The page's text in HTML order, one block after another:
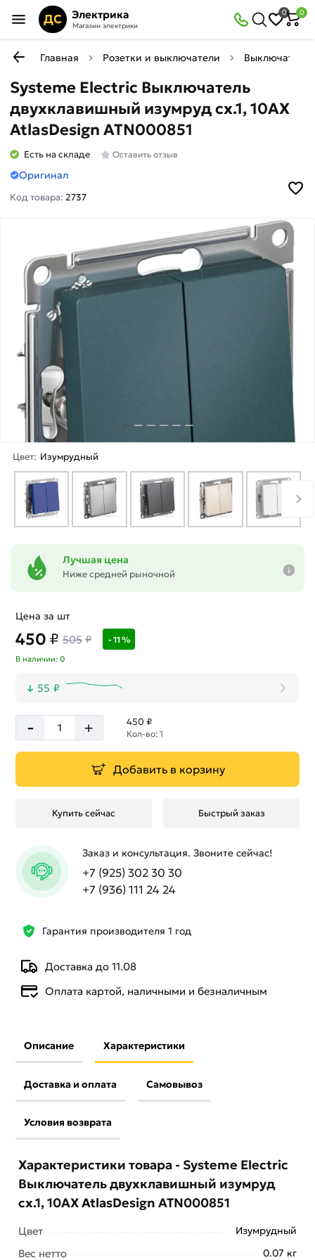
ДС Электрика
Магазин электрики
0 0
Главная Розетки и выключатели Выключатели
Systeme Electric Выключатель
двухклавишный изумруд сх.1, 10АХ
AtlasDesign ATN000851
Есть на складе Оставить отзыв
Оригинал
Код товара:2737
Цвет: Изумрудный
Гарантия производителя 1 год
Доставка до 11.08
Оплата картой, наличными и безналичным
Лучшая цена
Ниже средней рыночной
Цена за шт
450 ₽ 505 ₽ - 11 %
В наличии: 0
55 ₽
- + 450 ₽
Кол-во: 1
Добавить в корзину
Купить сейчас Быстрый заказ
Заказ и консультация. Звоните сейчас!
+7 (925) 302 30 30
+7 (936) 111 24 24
Описание Характеристики
Доставка и оплата Самовывоз
Условия возврата
Характеристики товара - Systeme Electric
Выключатель двухклавишный изумруд
сх.1, 10АХ AtlasDesign ATN000851
Цвет Изумрудный
Вес нетто 0.07 кг